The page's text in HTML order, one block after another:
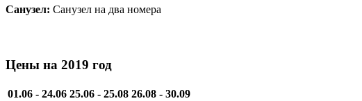
Санузел: Санузел на два номера
Цены на 2019 год
01.06 - 24.06 25.06 - 25.08 26.08 - 30.09